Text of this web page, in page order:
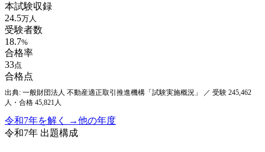
本試験収録
24.5万人
受験者数
18.7%
合格率
33点
合格点
出典: 一般財団法人 不動産適正取引推進機構「試験実施概況」
／ 受験 245,462
人・合格 45,821人
令和7年を解く →他の年度
令和7年 出題構成